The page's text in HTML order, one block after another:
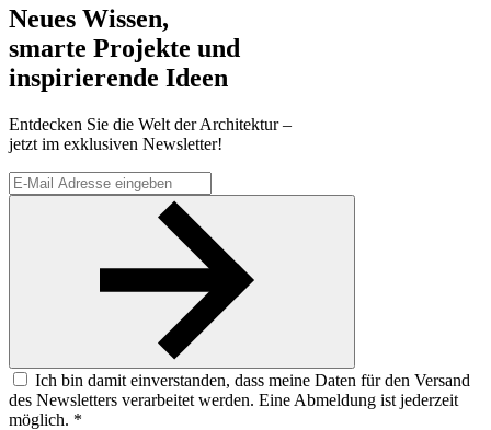
Neues Wissen,
smarte Projekte und
inspirierende Ideen
Entdecken Sie die Welt der Architektur –
jetzt im exklusiven Newsletter!
Ich bin damit einverstanden, dass meine Daten für den Versand
des Newsletters verarbeitet werden. Eine Abmeldung ist jederzeit
möglich. *